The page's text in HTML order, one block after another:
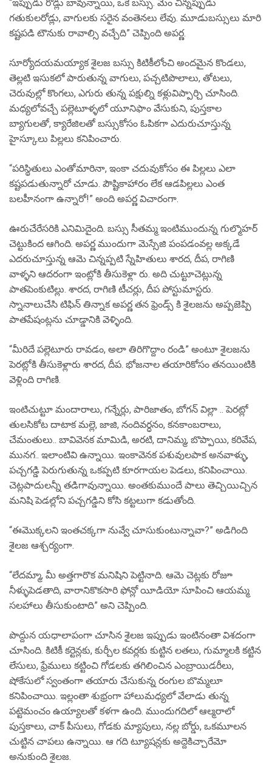
“ఇప్పుడు రోడ్లు బావున్నాయి, ఒకే బస్సు. మేం చిన్నప్పుడు
గతుకులరోడ్లు, వాగులకు సరైన వంతెనలు లేవు. మూడుబస్సులు మారి
కష్టపడి టౌనుకు రావాల్సి వచ్చేది” చెప్పింది అపర్ణ.
సూర్యోదయమయ్యాక శైలజ బస్సు కిటికీలోంచి అందమైన కొండలు,
తెల్లటి ఇసుకలో పారుతున్న వాగులు, పచ్చటిపొలాలు, తోటలు,
చెరువుల్లో కొంగలు, ఎగురు తున్న పక్షుల్ని కళ్లువిప్పార్చి చూసింది.
మధ్యలోవచ్చే పల్లెటూళ్ళలో యూనిఫాం వేసుకుని, పుస్తకాల
బ్యాగులతో, క్యారేజిలతో బస్సుకోసం ఓపికగా ఎదురుచూస్తున్న
హైస్కూలు పిల్లలు కనిపించారు.
“పరిస్థితులు ఎంతోమారినా, ఇంకా చదువుకోసం ఈ పిల్లలు ఎలా
కష్టపడుతున్నారో చూడు. పౌష్టికాహారం లేక ఆడపిల్లలు ఎంత
బలహీనంగా ఉన్నారో!” అంది అపర్ణ విచారంగా.
ఊరుచేరేసరికి ఎనిమిదైంది. బస్సు సీతమ్మ ఇంటిముందున్న గుల్మొహర్
చెట్టుకింద ఆగింది. అపర్ణ ముందుగా మెస్సేజి పంపడంవల్ల అక్కడే
ఎదరుచూస్తున్న ఆమె చిన్నప్పటి స్నేహితులు శారద, దీప, రాగిణి
వాళ్ళని ఆదరంగా ఇంట్లోకి తీసుకెళ్లా రు. అది చుట్టూచెట్లున్న
పాతపెంకుటిల్లు. శారద, రాగిణి టీచర్లు, దీప పోస్టుమాస్టరు.
స్నానాలుచేసి టిఫిన్ తిన్నాక అపర్ణ తన ఫ్రెండ్స్ కి శైలజను అప్పజెప్పి
పాతపేషంట్లను చూడ్డానికి వెళ్ళింది.
“మీరిదే పల్లెటూరు రావడం, అలా తిరిగొద్దాం రండి” అంటూ శైలజను
పెరట్లోకి తీసుకెళ్లారు శారద, దీప. భోజనాల తయారికోసం తనయింటికి
వెళ్లింది రాగిణి.
ఇంటిచుట్టూ మందారాలు, గన్నేర్లు, పారిజాతం, బోగన్ విల్లా .. పెరట్లో
తులసికోట దాటాక మల్లె, జాజి, నందివర్ధనం, కనకాంబరాలు,
చేమంతులు.. బావివెనక మామిడి, అరటి, దానిమ్మ, బొప్పాయి, కరివేప,
మునగ.. ఇలాంటివి ఉన్నాయి. ఇంకావెనక పశువులపాక అనవాళ్ళు,
పచ్చగడ్డి పెరుగుతున్న ఒకప్పటి కూరగాయల పెడలు, కనిపించాయి.
చెట్లపాదులన్నీ తడిగావున్నాయి. అంతకుముందే పాలు తెచ్చియిచ్చిన
మనిషి పెడల్లోని పచ్చగడ్డిని కోసి కట్టలుగా కడుతోంది.
“ఈమొక్కలని ఇంతచక్కగా నువ్వే చూసుకుంటున్నావా?” అడిగింది
శైలజ ఆశ్చర్యంగా.
“లేదమ్మా, మీ అత్తగారొక మనిషిని పెట్టినాది. ఆమె చెట్లకు రోజూ
నీళ్ళుపెడతాది, వారానికొకసారి ఫోన్లో యీడియో సూపించి ఆయమ్మ
సలహాలు తీసుకుంటాది” అని చెప్పింది.
పొద్దున యధాలాపంగా చూసిన శైలజ ఇప్పుడు ఇంటినంతా విశదంగా
చూసింది. కిటికీ కర్టెన్లకు, కుర్చీల కవర్లకు కుట్టిన లతలు, గుమ్మాలకి కట్టిన
లేసులు, ఫ్రేములు కట్టించి గోడలకు తగిలించిన ఎంబ్రాయిడరీలు,
షోకేసులో స్వంతంగా తయారు చేసుకున్న రంగుల బొమ్మలూ
కనిపించాయి. ఇల్లంతా శుభ్రంగా హాలుమధ్యలో వేలాడు తున్న
పట్టెమంచం ఉయ్యాలతో కళగా ఉంది. ముందుగదిలో ఆల్మరాలో
పుస్తకాలు, చాక్ పీసులు, గోడకు మ్యాపులు, నల్ల బోర్డు, ఒకమూలన
చుట్టిన చాపలు ఉన్నాయి. ఆ గది ట్యూషన్లకు అద్దెకిచ్చారేమో
అనుకుంది శైలజ.